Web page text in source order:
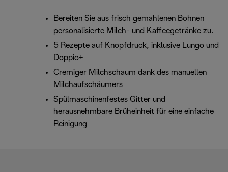
Bereiten Sie aus frisch gemahlenen Bohnen
personalisierte Milch- und Kaffeegetränke zu.
5 Rezepte auf Knopfdruck, inklusive Lungo und
Doppio+
Cremiger Milchschaum dank des manuellen
Milchaufschäumers
Spülmaschinenfestes Gitter und
herausnehmbare Brüheinheit für eine einfache
Reinigung